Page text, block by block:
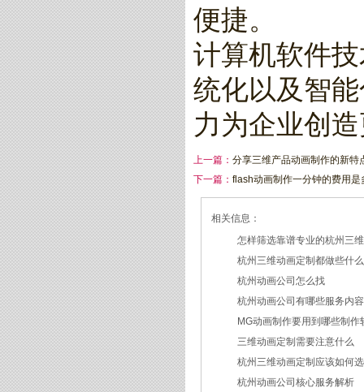
便捷。
计算机软件
统化以及智
力为企业创
上一篇： 分享三维产品动画制作的新特
下一篇： flash动画制作一分钟的费用是
相关信息：
怎样筛选靠谱专业的杭州三
2026/07/21
杭州三维动画定制都做些什
2026/03/19
杭州动画公司怎么找
2026/03/12
杭州动画公司有哪些服务内容
2026/03/09
MG动画制作要用到哪些制作
2026/02/24
三维动画定制需要注意什么
2026/02/09
杭州三维动画定制应该如何
2026/01/30
杭州动画公司核心服务解析